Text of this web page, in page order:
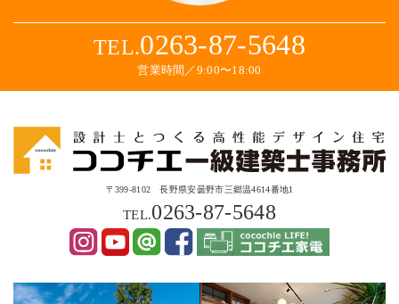
TEL.0263-87-5648
営業時間／9:00〜18:00
〒399-8102 長野県安曇野市三郷温4614番地1
TEL.0263-87-5648